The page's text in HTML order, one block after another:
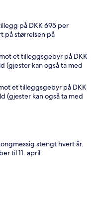
på DKK 695 per
på størrelsen på
et tilleggsgebyr på DKK
(gjester kan også ta med
et tilleggsgebyr på DKK
(gjester kan også ta med
stengt hvert år.
til 11. april: